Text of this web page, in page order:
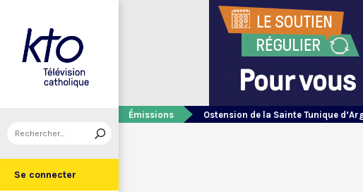
Se connecter
Émissions Ostension de la Sainte Tunique